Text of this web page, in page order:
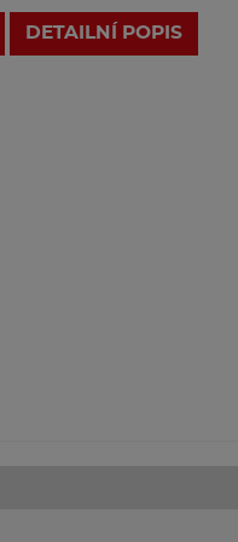
DETAILNÍ POPIS